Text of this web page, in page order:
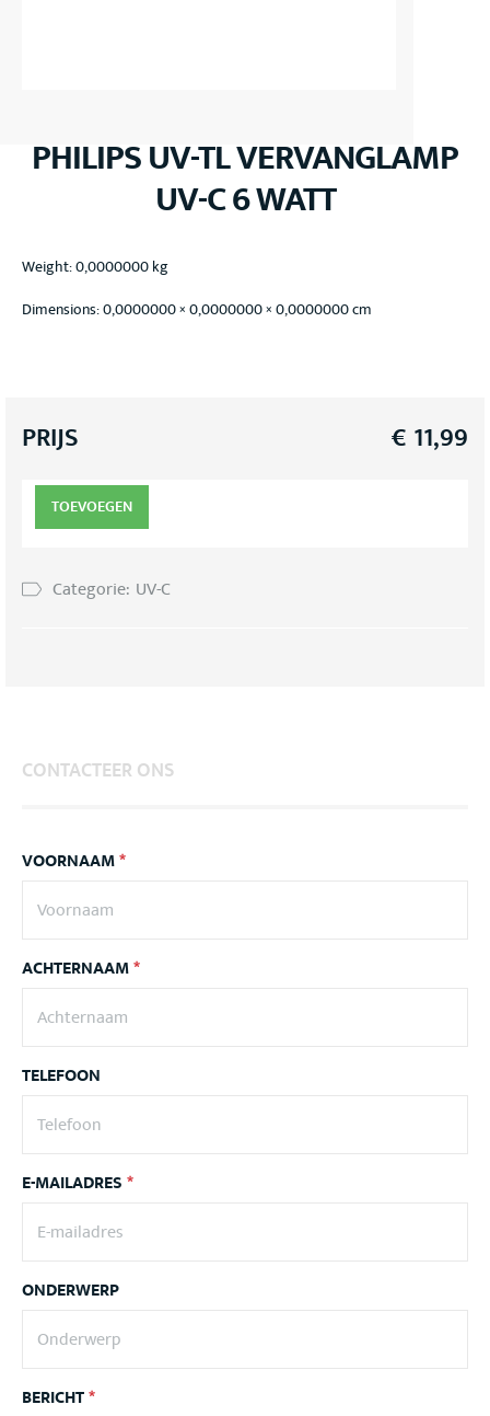
PHILIPS UV-TL VERVANGLAMP
UV-C 6 WATT
Weight: 0,0000000 kg
Dimensions: 0,0000000 × 0,0000000 × 0,0000000 cm
PRIJS € 11,99
TOEVOEGEN
Categorie: UV-C
CONTACTEER ONS
VOORNAAM*
ACHTERNAAM*
TELEFOON
E-MAILADRES*
ONDERWERP
BERICHT*